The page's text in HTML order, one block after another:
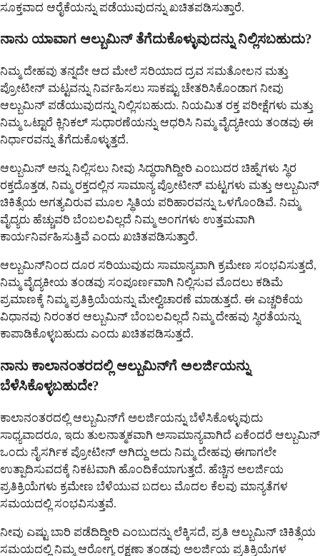
ಸೂಕ್ತವಾದ ಆರೈಕೆಯನ್ನು ಪಡೆಯುವುದನ್ನು ಖಚಿತಪಡಿಸುತ್ತಾರೆ.
ನಾನು ಯಾವಾಗ ಆಲ್ಬುಮಿನ್ ತೆಗೆದುಕೊಳ್ಳುವುದನ್ನು ನಿಲ್ಲಿಸಬಹುದು?
ನಿಮ್ಮ ದೇಹವು ತನ್ನದೇ ಆದ ಮೇಲೆ ಸರಿಯಾದ ದ್ರವ ಸಮತೋಲನ ಮತ್ತು
ಪ್ರೋಟೀನ್ ಮಟ್ಟವನ್ನು ನಿರ್ವಹಿಸಲು ಸಾಕಷ್ಟು ಚೇತರಿಸಿಕೊಂಡಾಗ ನೀವು
ಆಲ್ಬುಮಿನ್ ಪಡೆಯುವುದನ್ನು ನಿಲ್ಲಿಸಬಹುದು. ನಿಯಮಿತ ರಕ್ತ ಪರೀಕ್ಷೆಗಳು ಮತ್ತು
ನಿಮ್ಮ ಒಟ್ಟಾರೆ ಕ್ಲಿನಿಕಲ್ ಸುಧಾರಣೆಯನ್ನು ಆಧರಿಸಿ ನಿಮ್ಮ ವೈದ್ಯಕೀಯ ತಂಡವು ಈ
ನಿರ್ಧಾರವನ್ನು ತೆಗೆದುಕೊಳ್ಳುತ್ತದೆ.
ಆಲ್ಬುಮಿನ್ ಅನ್ನು ನಿಲ್ಲಿಸಲು ನೀವು ಸಿದ್ಧರಾಗಿದ್ದೀರಿ ಎಂಬುದರ ಚಿಹ್ನೆಗಳು ಸ್ಥಿರ
ರಕ್ತದೊತ್ತಡ, ನಿಮ್ಮ ರಕ್ತದಲ್ಲಿನ ಸಾಮಾನ್ಯ ಪ್ರೋಟೀನ್ ಮಟ್ಟಗಳು ಮತ್ತು ಆಲ್ಬುಮಿನ್
ಚಿಕಿತ್ಸೆಯ ಅಗತ್ಯವಿರುವ ಮೂಲ ಸ್ಥಿತಿಯ ಪರಿಹಾರವನ್ನು ಒಳಗೊಂಡಿವೆ. ನಿಮ್ಮ
ವೈದ್ಯರು ಹೆಚ್ಚುವರಿ ಬೆಂಬಲವಿಲ್ಲದೆ ನಿಮ್ಮ ಅಂಗಗಳು ಉತ್ತಮವಾಗಿ
ಕಾರ್ಯನಿರ್ವಹಿಸುತ್ತಿವೆ ಎಂದು ಖಚಿತಪಡಿಸುತ್ತಾರೆ.
ಆಲ್ಬುಮಿನ್‌ನಿಂದ ದೂರ ಸರಿಯುವುದು ಸಾಮಾನ್ಯವಾಗಿ ಕ್ರಮೇಣ ಸಂಭವಿಸುತ್ತದೆ,
ನಿಮ್ಮ ವೈದ್ಯಕೀಯ ತಂಡವು ಸಂಪೂರ್ಣವಾಗಿ ನಿಲ್ಲಿಸುವ ಮೊದಲು ಕಡಿಮೆ
ಪ್ರಮಾಣಕ್ಕೆ ನಿಮ್ಮ ಪ್ರತಿಕ್ರಿಯೆಯನ್ನು ಮೇಲ್ವಿಚಾರಣೆ ಮಾಡುತ್ತದೆ. ಈ ಎಚ್ಚರಿಕೆಯ
ವಿಧಾನವು ನಿರಂತರ ಆಲ್ಬುಮಿನ್ ಬೆಂಬಲವಿಲ್ಲದೆ ನಿಮ್ಮ ದೇಹವು ಸ್ಥಿರತೆಯನ್ನು
ಕಾಪಾಡಿಕೊಳ್ಳಬಹುದು ಎಂದು ಖಚಿತಪಡಿಸುತ್ತದೆ.
ನಾನು ಕಾಲಾನಂತರದಲ್ಲಿ ಆಲ್ಬುಮಿನ್‌ಗೆ ಅಲರ್ಜಿಯನ್ನು
ಬೆಳೆಸಿಕೊಳ್ಳಬಹುದೇ?
ಕಾಲಾನಂತರದಲ್ಲಿ ಆಲ್ಬುಮಿನ್‌ಗೆ ಅಲರ್ಜಿಯನ್ನು ಬೆಳೆಸಿಕೊಳ್ಳುವುದು
ಸಾಧ್ಯವಾದರೂ, ಇದು ತುಲನಾತ್ಮಕವಾಗಿ ಅಸಾಮಾನ್ಯವಾಗಿದೆ ಏಕೆಂದರೆ ಆಲ್ಬುಮಿನ್
ಒಂದು ನೈಸರ್ಗಿಕ ಪ್ರೋಟೀನ್ ಆಗಿದ್ದು ಅದು ನಿಮ್ಮ ದೇಹವು ಈಗಾಗಲೇ
ಉತ್ಪಾದಿಸುವದಕ್ಕೆ ನಿಕಟವಾಗಿ ಹೊಂದಿಕೆಯಾಗುತ್ತದೆ. ಹೆಚ್ಚಿನ ಅಲರ್ಜಿಯ
ಪ್ರತಿಕ್ರಿಯೆಗಳು ಕ್ರಮೇಣ ಬೆಳೆಯುವ ಬದಲು ಮೊದಲ ಕೆಲವು ಮಾನ್ಯತೆಗಳ
ಸಮಯದಲ್ಲಿ ಸಂಭವಿಸುತ್ತವೆ.
ನೀವು ಎಷ್ಟು ಬಾರಿ ಪಡೆದಿದ್ದೀರಿ ಎಂಬುದನ್ನು ಲೆಕ್ಕಿಸದೆ, ಪ್ರತಿ ಆಲ್ಬುಮಿನ್ ಚಿಕಿತ್ಸೆಯ
ಸಮಯದಲ್ಲಿ ನಿಮ್ಮ ಆರೋಗ್ಯ ರಕ್ಷಣಾ ತಂಡವು ಅಲರ್ಜಿಯ ಪ್ರತಿಕ್ರಿಯೆಗಳ